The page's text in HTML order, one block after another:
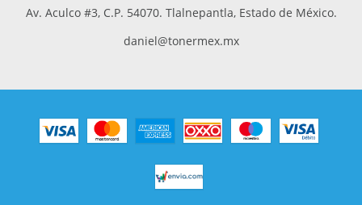
Av. Aculco #3, C.P. 54070. Tlalnepantla, Estado de México.
daniel@tonermex.mx